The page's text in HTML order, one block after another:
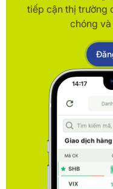
tiếp cận thị trường
chóng